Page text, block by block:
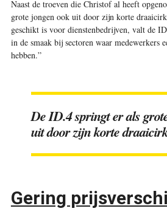
Naast de troeven die Christof al heeft
grote jongen ook uit door zijn korte
geschikt is voor dienstenbedrijven, valt de
in de smaak bij sectoren waar medewerkers
hebben.”
De ID.4 springt er als
uit door zijn korte
Gering